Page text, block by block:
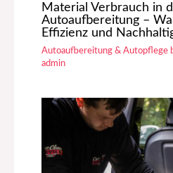
Material Verbrauch in
Autoaufbereitung –
Effizienz und
Autoaufbereitung & Autopflege
admin